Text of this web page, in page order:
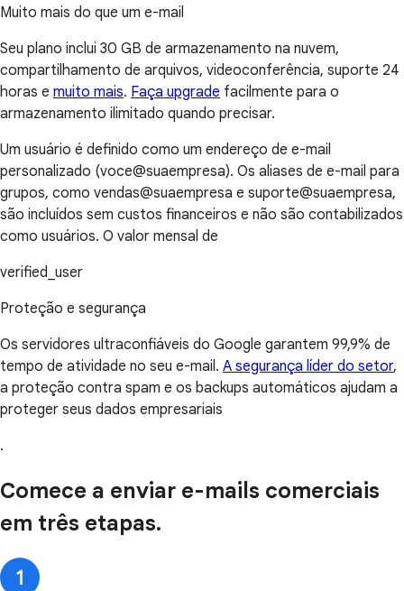
Muito mais do que um e-mail
Seu plano inclui 30 GB de armazenamento na nuvem,
compartilhamento de arquivos, videoconferência, suporte 24
horas e muito mais. Faça upgrade facilmente para o
armazenamento ilimitado quando precisar.
Um usuário é definido como um endereço de e-mail
personalizado (voce@suaempresa). Os aliases de e-mail para
grupos, como vendas@suaempresa e suporte@suaempresa,
são incluídos sem custos financeiros e não são contabilizados
como usuários. O valor mensal de
verified_user
Proteção e segurança
Os servidores ultraconfiáveis do Google garantem 99,9% de
tempo de atividade no seu e-mail. A segurança líder do setor,
a proteção contra spam e os backups automáticos ajudam a
proteger seus dados empresariais
.
Comece a enviar e-mails comerciais
em três etapas.